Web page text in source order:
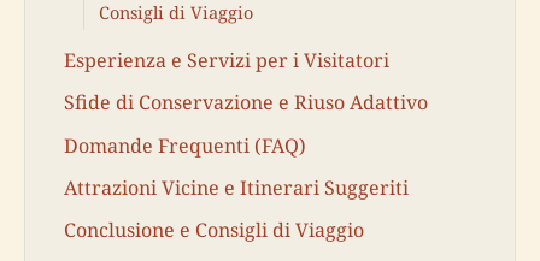
Consigli di Viaggio
Esperienza e Servizi per i Visitatori
Sfide di Conservazione e Riuso Adattivo
Domande Frequenti (FAQ)
Attrazioni Vicine e Itinerari Suggeriti
Conclusione e Consigli di Viaggio